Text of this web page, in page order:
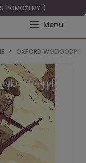
POMOŻEMY :)
OXFORD